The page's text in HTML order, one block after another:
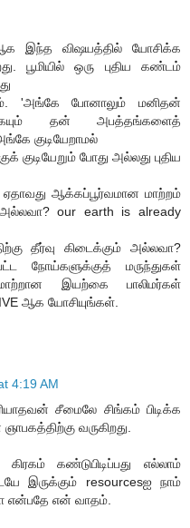
இந்த விஷயத்தில் யோசிக்க
பூமியில் ஒரு புதிய கண்டம்
'அங்கே போனாலும் மனிதன்
தன் அபத்தங்களைத்
குடியேறாமல்
குடியேறும் போது அல்லது புதிய
ஆக்கப்பூர்வமான மாற்றம்
அல்லவா? our earth is already
தீர்வு கிடைக்கும் அல்லவா?
நோய்களுக்குத் மருந்துகள்
மாற்றான இயற்கை பாலிமர்கள்
ஆக யோசியுங்கள்.
4:19 AM
சீமைலே சிங்கம் பிடிக்க
வருகிறது.
கண்டுபிடிப்பது எல்லாம்
இருக்கும் resourcesஐ நாம்
என்பதே என் வாதம்.